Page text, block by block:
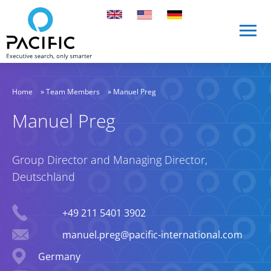
Skip to main content
Manuel Preg
Group Director and Managing Director,
Deutschland
+49 211 5401 3902
manuel.preg@pacific-international.com
Location
Germany
Home »Team Members » Manuel Preg